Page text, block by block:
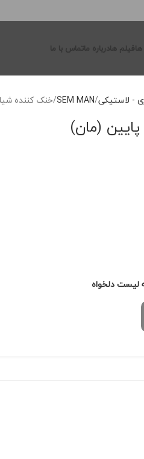
فیلم هادرباره ماتماس با ما
SEM MAN خنک کننده
(مان)
لیست دلخواه